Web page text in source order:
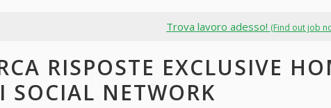
Trova lavoro adesso! (Find out job
RISPOSTE EXCLUSIVE
SOCIAL NETWORK